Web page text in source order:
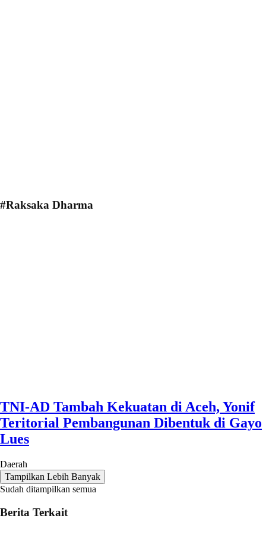
#Raksaka Dharma
TNI-AD Tambah Kekuatan di Aceh, Yonif
Teritorial Pembangunan Dibentuk di Gayo
Lues
Daerah
Tampilkan Lebih Banyak
Sudah ditampilkan semua
Berita Terkait